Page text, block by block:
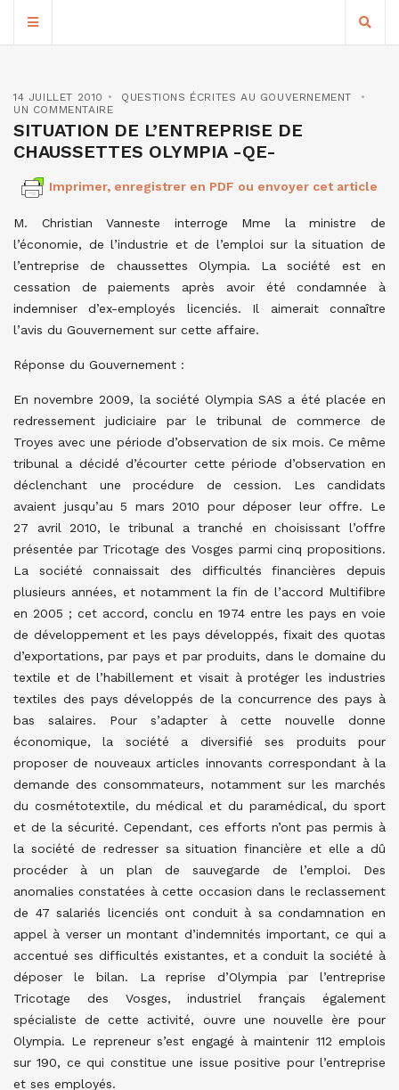
14 JUILLET 2010
QUESTIONS ÉCRITES AU GOUVERNEMENT
UN COMMENTAIRE
SITUATION DE L’ENTREPRISE DE
CHAUSSETTES OLYMPIA -QE-
Imprimer, enregistrer en PDF ou envoyer cet article
M. Christian Vanneste interroge Mme la ministre de
l’économie, de l’industrie et de l’emploi sur la situation de
l’entreprise de chaussettes Olympia. La société est en
cessation de paiements après avoir été condamnée à
indemniser d’ex-employés licenciés. Il aimerait connaître
l’avis du Gouvernement sur cette affaire.
Réponse du Gouvernement :
En novembre 2009, la société Olympia SAS a été placée en
redressement judiciaire par le tribunal de commerce de
Troyes avec une période d’observation de six mois. Ce même
tribunal a décidé d’écourter cette période d’observation en
déclenchant une procédure de cession. Les candidats
avaient jusqu’au 5 mars 2010 pour déposer leur offre. Le
27 avril 2010, le tribunal a tranché en choisissant l’offre
présentée par Tricotage des Vosges parmi cinq propositions.
La société connaissait des difficultés financières depuis
plusieurs années, et notamment la fin de l’accord Multifibre
en 2005 ; cet accord, conclu en 1974 entre les pays en voie
de développement et les pays développés, fixait des quotas
d’exportations, par pays et par produits, dans le domaine du
textile et de l’habillement et visait à protéger les industries
textiles des pays développés de la concurrence des pays à
bas salaires. Pour s’adapter à cette nouvelle donne
économique, la société a diversifié ses produits pour
proposer de nouveaux articles innovants correspondant à la
demande des consommateurs, notamment sur les marchés
du cosmétotextile, du médical et du paramédical, du sport
et de la sécurité. Cependant, ces efforts n’ont pas permis à
la société de redresser sa situation financière et elle a dû
procéder à un plan de sauvegarde de l’emploi. Des
anomalies constatées à cette occasion dans le reclassement
de 47 salariés licenciés ont conduit à sa condamnation en
appel à verser un montant d’indemnités important, ce qui a
accentué ses difficultés existantes, et a conduit la société à
déposer le bilan. La reprise d’Olympia par l’entreprise
Tricotage des Vosges, industriel français également
spécialiste de cette activité, ouvre une nouvelle ère pour
Olympia. Le repreneur s’est engagé à maintenir 112 emplois
sur 190, ce qui constitue une issue positive pour l’entreprise
et ses employés.